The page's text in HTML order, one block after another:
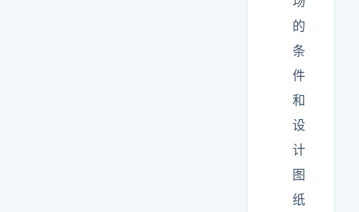
的
条
件
和
设
计
图
纸